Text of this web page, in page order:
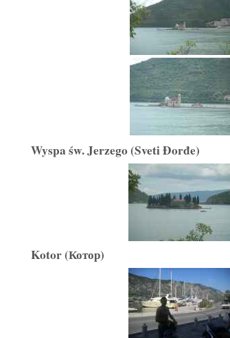
Wyspa św. Jerzego (Sveti Đorđe)
Kotor (Котор)